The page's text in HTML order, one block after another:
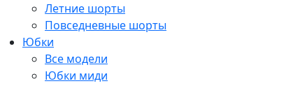
Летние шорты
Повседневные шорты
Юбки
Все модели
Юбки миди